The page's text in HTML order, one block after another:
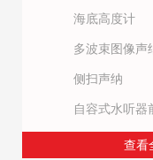
海底高度计
多波束图像声
侧扫声纳
自容式水听器
查看